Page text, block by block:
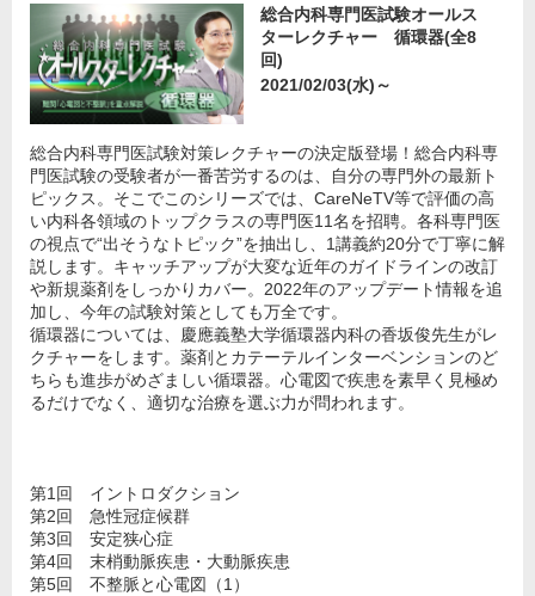
総合内科専門医試験オールス
ターレクチャー 循環器(全8
回)
2021/02/03(水)～
総合内科専門医試験対策レクチャーの決定版登場！総合内科専
門医試験の受験者が一番苦労するのは、自分の専門外の最新ト
ピックス。そこでこのシリーズでは、CareNeTV等で評価の高
い内科各領域のトップクラスの専門医11名を招聘。各科専門医
の視点で“出そうなトピック”を抽出し、1講義約20分で丁寧に解
説します。キャッチアップが大変な近年のガイドラインの改訂
や新規薬剤をしっかりカバー。2022年のアップデート情報を追
加し、今年の試験対策としても万全です。
循環器については、慶應義塾大学循環器内科の香坂俊先生がレ
クチャーをします。薬剤とカテーテルインターベンションのど
ちらも進歩がめざましい循環器。心電図で疾患を素早く見極め
るだけでなく、適切な治療を選ぶ力が問われます。
第1回 イントロダクション
第2回 急性冠症候群
第3回 安定狭心症
第4回 末梢動脈疾患・大動脈疾患
第5回 不整脈と心電図（1）